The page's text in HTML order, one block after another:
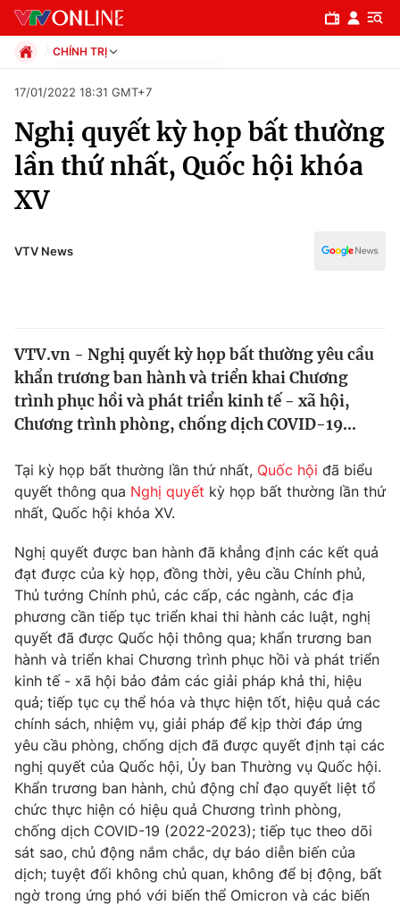
Chuyên mục
Chính trị
Thế giới
Tin tức
Thế giới đó đây
Câu chuyện quốc tế
Kinh tế
Tài chính
Thị trường
Góc doanh nghiệp
Dữ liệu và đời sống
Truyền hình
Phim VTV
Hậu trường
Nhân vật
Khán giả
Giải sao mai
Giải trí
Điện ảnh
Âm nhạc
Sao
Đời sống
Du lịch
Làm đẹp
Chất lượng cuộc sống
Giáo dục
Tuyển sinh
Học trực tuyến
Công nghệ
Hitech Công nghệ tương lai
Sản phẩm
Thị trường
Tư vấn
Giao lưu trực tuyến
Lịch phát sóng
CHÍNH TRỊ
Xã hội
Pháp luật
Kinh tế
Thể thao
17/01/2022 18:31 GMT+7
Nghị quyết kỳ họp bất thường
lần thứ nhất, Quốc hội khóa
XV
VTV News
VTV.vn - Nghị quyết kỳ họp bất thường yêu cầu
khẩn trương ban hành và triển khai Chương
trình phục hồi và phát triển kinh tế - xã hội,
Chương trình phòng, chống dịch COVID-19...
Tại kỳ họp bất thường lần thứ nhất, Quốc hội đã biểu
quyết thông qua Nghị quyết kỳ họp bất thường lần thứ
nhất, Quốc hội khóa XV.
Nghị quyết được ban hành đã khẳng định các kết quả
đạt được của kỳ họp, đồng thời, yêu cầu Chính phủ,
Thủ tướng Chính phủ, các cấp, các ngành, các địa
phương cần tiếp tục triển khai thi hành các luật, nghị
quyết đã được Quốc hội thông qua; khẩn trương ban
hành và triển khai Chương trình phục hồi và phát triển
kinh tế - xã hội bảo đảm các giải pháp khả thi, hiệu
quả; tiếp tục cụ thể hóa và thực hiện tốt, hiệu quả các
chính sách, nhiệm vụ, giải pháp để kịp thời đáp ứng
yêu cầu phòng, chống dịch đã được quyết định tại các
nghị quyết của Quốc hội, Ủy ban Thường vụ Quốc hội.
Khẩn trương ban hành, chủ động chỉ đạo quyết liệt tổ
chức thực hiện có hiệu quả Chương trình phòng,
chống dịch COVID-19 (2022-2023); tiếp tục theo dõi
sát sao, chủ động nắm chắc, dự báo diễn biến của
dịch; tuyệt đối không chủ quan, không để bị động, bất
ngờ trong ứng phó với biến thể Omicron và các biến